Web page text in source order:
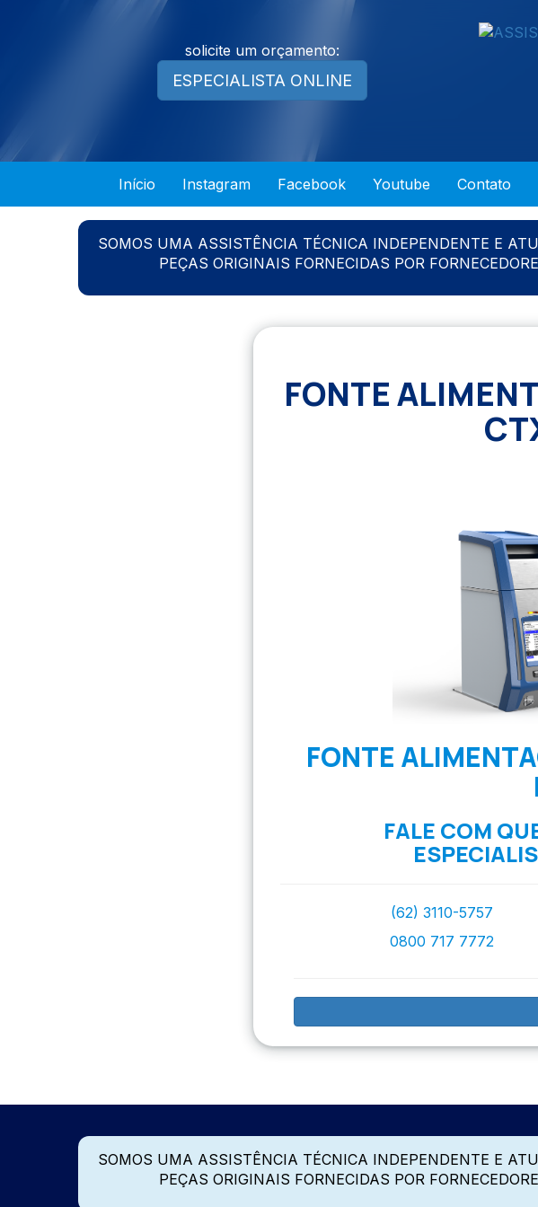
solicite um orçamento:
ESPECIALISTA ONLINE
Início Instagram Facebook Youtube Contato
SOMOS UMA ASSISTÊNCIA TÉCNICA INDEPENDENTE E
PEÇAS ORIGINAIS FORNECIDAS POR
FONTE
FONTE
FALE COM
(62) 3110-5757
0800 717 7772
SOMOS UMA ASSISTÊNCIA TÉCNICA INDEPENDENTE E
PEÇAS ORIGINAIS FORNECIDAS POR